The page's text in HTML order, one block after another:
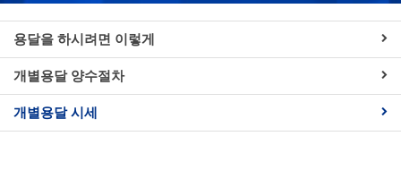
용달을 하시려면 이렇게
개별용달 양수절차
개별용달 시세